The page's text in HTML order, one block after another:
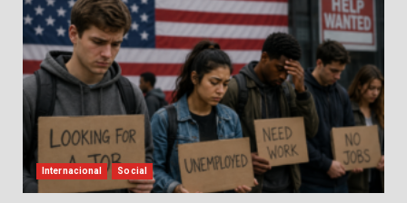
Internacional Social